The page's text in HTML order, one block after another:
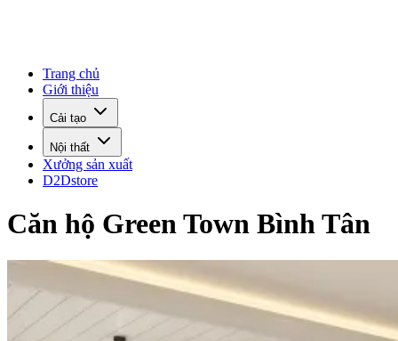
Trang chủ
Giới thiệu
Cải tạo
Nội thất
Xưởng sản xuất
D2Dstore
Căn hộ Green Town Bình Tân